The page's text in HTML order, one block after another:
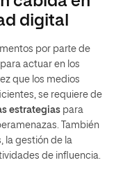
digital
por parte de
actuar en los
que los medios
se requiere de
estrategias para
También
la gestión de la
de influencia.